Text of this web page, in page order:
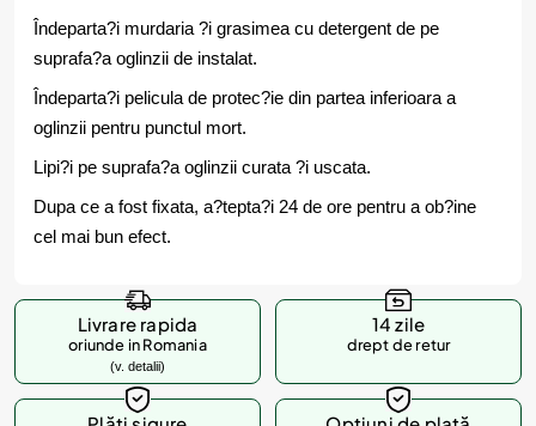
Îndeparta?i murdaria ?i grasimea cu detergent de pe
suprafa?a oglinzii de instalat.
Îndeparta?i pelicula de protec?ie din partea inferioara a
oglinzii pentru punctul mort.
Lipi?i pe suprafa?a oglinzii curata ?i uscata.
Dupa ce a fost fixata, a?tepta?i 24 de ore pentru a ob?ine
cel mai bun efect.
Livrare rapida
oriunde in Romania
(v. detalii)
14 zile
drept de retur